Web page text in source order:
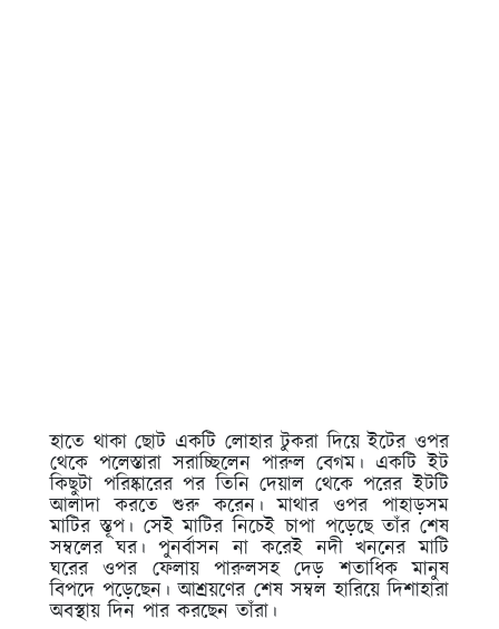
হাতে থাকা ছোট একটি লোহার টুকরা দিয়ে ইটের ওপর
থেকে পলেস্তারা সরাচ্ছিলেন পারুল বেগম। একটি ইট
কিছুটা পরিষ্কারের পর তিনি দেয়াল থেকে পরের ইটটি
আলাদা করতে শুরু করেন। মাথার ওপর পাহাড়সম
মাটির স্তূপ। সেই মাটির নিচেই চাপা পড়েছে তাঁর শেষ
সম্বলের ঘর। পুনর্বাসন না করেই নদী খননের মাটি
ঘরের ওপর ফেলায় পারুলসহ দেড় শতাধিক মানুষ
বিপদে পড়েছেন। আশ্রয়ণের শেষ সম্বল হারিয়ে দিশাহারা
অবস্থায় দিন পার করছেন তাঁরা।